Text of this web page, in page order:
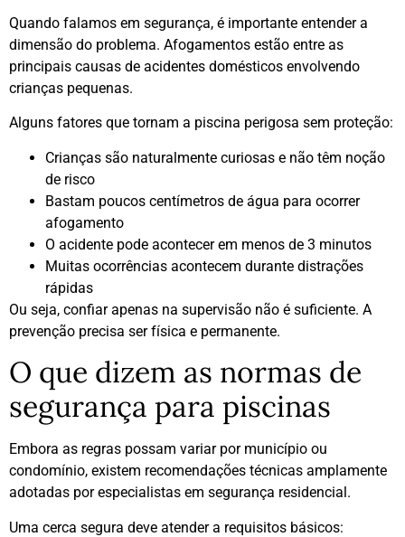
Quando falamos em segurança, é importante entender a
dimensão do problema. Afogamentos estão entre as
principais causas de acidentes domésticos envolvendo
crianças pequenas.
Alguns fatores que tornam a piscina perigosa sem proteção:
Crianças são naturalmente curiosas e não têm noção
de risco
Bastam poucos centímetros de água para ocorrer
afogamento
O acidente pode acontecer em menos de 3 minutos
Muitas ocorrências acontecem durante distrações
rápidas
Ou seja, confiar apenas na supervisão não é suficiente. A
prevenção precisa ser física e permanente.
O que dizem as normas de
segurança para piscinas
Embora as regras possam variar por município ou
condomínio, existem recomendações técnicas amplamente
adotadas por especialistas em segurança residencial.
Uma cerca segura deve atender a requisitos básicos: